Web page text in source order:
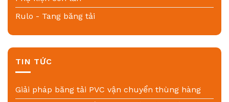
Rulo - Tang băng tải
TIN TỨC
Giải pháp băng tải PVC vận chuyển thùng hàng